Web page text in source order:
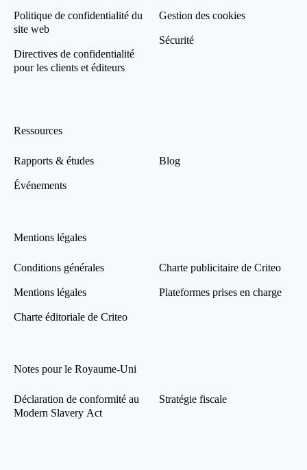
Politique de confidentialité du
site web
Directives de confidentialité
pour les clients et éditeurs
Gestion des cookies
Sécurité
Ressources
Rapports & études
Événements
Blog
Mentions légales
Conditions générales
Mentions légales
Charte éditoriale de Criteo
Charte publicitaire de Criteo
Plateformes prises en charge
Notes pour le Royaume-Uni
Déclaration de conformité au
Modern Slavery Act
Stratégie fiscale